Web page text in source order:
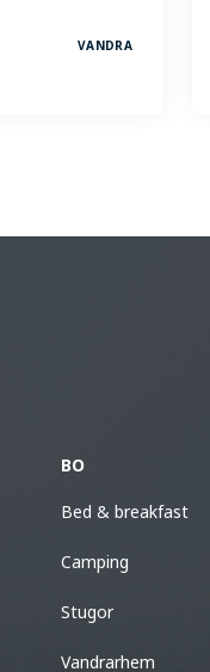
VANDRA
BO
Bed & breakfast
Camping
Stugor
Vandrarhem